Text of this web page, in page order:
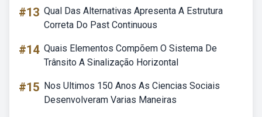
#13 Qual Das Alternativas Apresenta A Estrutura
Correta Do Past Continuous
#14 Quais Elementos Compõem O Sistema De
Trânsito A Sinalização Horizontal
#15 Nos Ultimos 150 Anos As Ciencias Sociais
Desenvolveram Varias Maneiras